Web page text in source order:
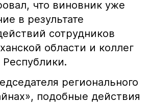
что виновник уже
в результате
сотрудников
области и коллег
регионального
подобные действия